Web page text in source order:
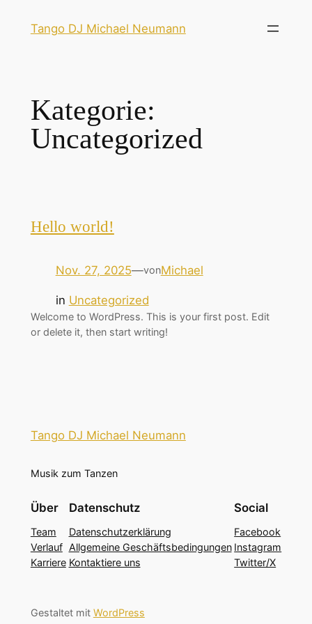
Tango DJ Michael Neumann
Kategorie:
Uncategorized
Hello world!
Nov. 27, 2025—vonMichael
in Uncategorized
Welcome to WordPress. This is your first post. Edit
or delete it, then start writing!
Tango DJ Michael Neumann
Musik zum Tanzen
Über
Team
Verlauf
Karriere
Datenschutz
Datenschutzerklärung
Allgemeine Geschäftsbedingungen
Kontaktiere uns
Social
Facebook
Instagram
Twitter/X
Gestaltet mit WordPress